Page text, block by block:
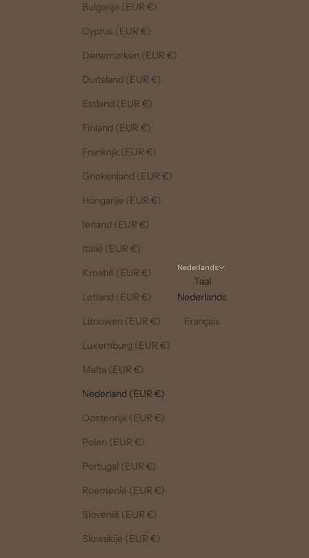
Bulgarije (EUR €)
Cyprus (EUR €)
Denemarken (EUR €)
Duitsland (EUR €)
Estland (EUR €)
Finland (EUR €)
Frankrijk (EUR €)
Griekenland (EUR €)
Hongarije (EUR €)
Ierland (EUR €)
Italië (EUR €)
Kroatië (EUR €)
Letland (EUR €)
Litouwen (EUR €)
Luxemburg (EUR €)
Malta (EUR €)
Nederland (EUR €)
Oostenrijk (EUR €)
Polen (EUR €)
Portugal (EUR €)
Roemenië (EUR €)
Slovenië (EUR €)
Slowakije (EUR €)
Nederlands
Taal
Nederlands
Français